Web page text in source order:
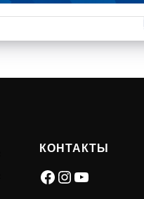
КОНТАКТЫ
Facebook Instagram YouTube